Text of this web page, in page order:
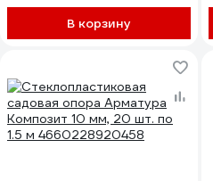
В корзину